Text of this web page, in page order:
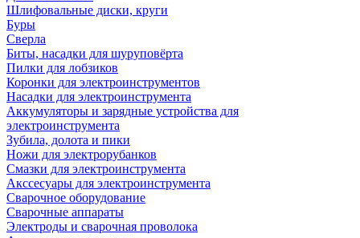
Шлифовальные диски, круги
Буры
Сверла
Биты, насадки для шуруповёрта
Пилки для лобзиков
Коронки для электроинструментов
Насадки для электроинструмента
Аккумуляторы и зарядные устройства для
электроинструмента
Зубила, долота и пики
Ножи для электрорубанков
Смазки для электроинструмента
Акссесуары для электроинструмента
Сварочное оборудование
Сварочные аппараты
Электроды и сварочная проволока